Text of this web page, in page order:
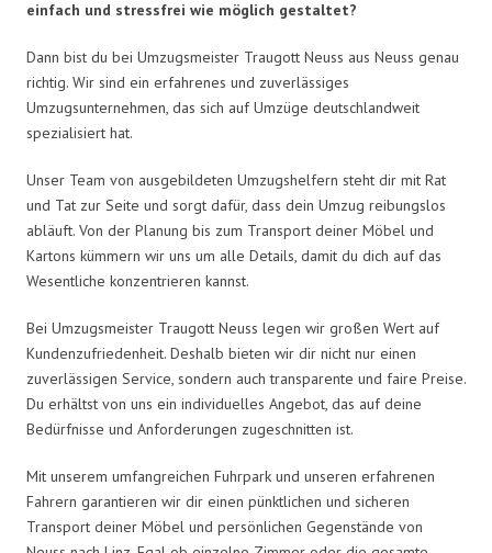
einfach und stressfrei wie möglich gestaltet?
Dann bist du bei Umzugsmeister Traugott Neuss aus Neuss genau
richtig. Wir sind ein erfahrenes und zuverlässiges
Umzugsunternehmen, das sich auf Umzüge deutschlandweit
spezialisiert hat.
Unser Team von ausgebildeten Umzugshelfern steht dir mit Rat
und Tat zur Seite und sorgt dafür, dass dein Umzug reibungslos
abläuft. Von der Planung bis zum Transport deiner Möbel und
Kartons kümmern wir uns um alle Details, damit du dich auf das
Wesentliche konzentrieren kannst.
Bei Umzugsmeister Traugott Neuss legen wir großen Wert auf
Kundenzufriedenheit. Deshalb bieten wir dir nicht nur einen
zuverlässigen Service, sondern auch transparente und faire Preise.
Du erhältst von uns ein individuelles Angebot, das auf deine
Bedürfnisse und Anforderungen zugeschnitten ist.
Mit unserem umfangreichen Fuhrpark und unseren erfahrenen
Fahrern garantieren wir dir einen pünktlichen und sicheren
Transport deiner Möbel und persönlichen Gegenstände von